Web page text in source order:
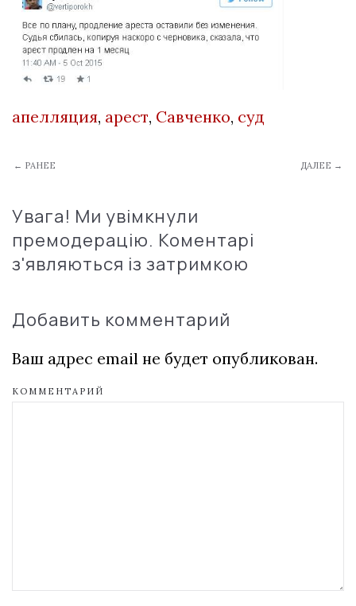
апелляция, арест, Савченко, суд
← РАНЕЕ ДАЛЕЕ →
Увага! Ми увімкнули
премодерацію. Коментарі
з'являються із затримкою
Добавить комментарий
Ваш адрес email не будет опубликован.
КОММЕНТАРИЙ